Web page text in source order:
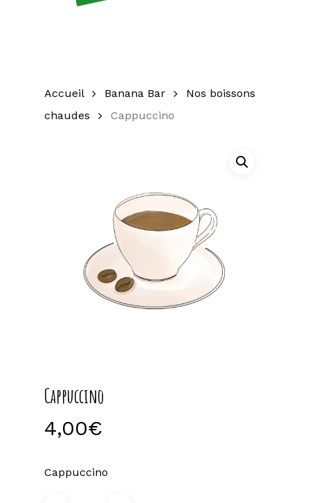
Accueil Banana Bar
Nos boissons
chaudes
Cappuccino
Cappuccino
4,00€
Cappuccino